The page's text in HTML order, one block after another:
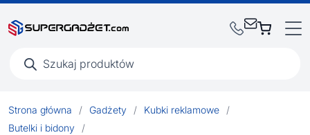
produktów
Strona główna / Gadżety / Kubki reklamowe
/
Butelki i bidony
/